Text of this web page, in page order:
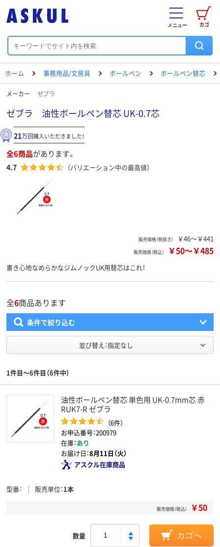
カゴ
メニュー
ホーム 事務用品/文房具 ボールペン ボールペン替芯
メーカー ゼブラ
ゼブラ 油性ボールペン替芯 UK-0.7芯
21万回購入いただきました！
全6商品があります。
4.7 （バリエーション中の最高値）
販売価格（税抜き） ￥46～￥441
販売価格（税込） ￥50～￥485
書き心地なめらかなジムノックUK用替芯はこれ！
全6商品あります
条件で絞り込む
並び替え：指定なし
1件目～6件目（6件中）
油性ボールペン替芯 単色用 UK-0.7mm芯 赤
RUK7-R ゼブラ
（6件）
お申込番号：200979
在庫：あり
お届け日：8月11日（火）
アスクル在庫商品
型番 販売単位 1本
販売価格（税込） ￥50
数量 カゴへ